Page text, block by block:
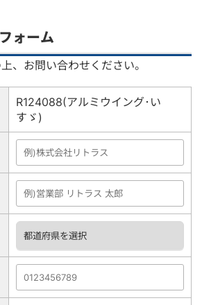
ォーム
、お問い合わせください。
R124088(アルミウイング･い
すゞ)